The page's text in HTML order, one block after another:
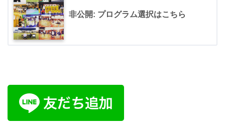
非公開: プログラム選択はこちら